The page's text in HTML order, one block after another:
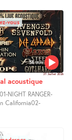
58 min
vous
31 Juillet 2026
acoustique
NIGHT RANGER-
California02-